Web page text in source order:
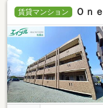
賃貸マンション Ｏｎ